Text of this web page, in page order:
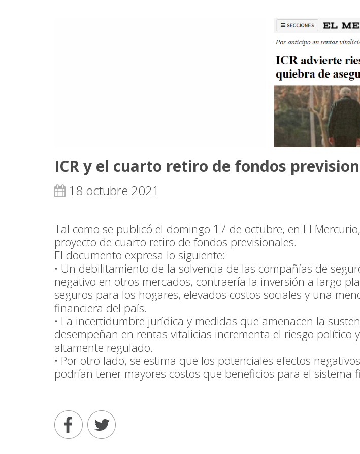
ICR y el cuarto retiro de fondos
18 octubre 2021
Tal como se publicó el domingo 17 de octubre, en El
proyecto de cuarto retiro de fondos previsionales.
El documento expresa lo siguiente:
• Un debilitamiento de la solvencia de las compañías de
negativo en otros mercados, contraería la inversión a largo
seguros para los hogares, elevados costos sociales y una
financiera del país.
• La incertidumbre jurídica y medidas que amenacen la
desempeñan en rentas vitalicias incrementa el riesgo
altamente regulado.
• Por otro lado, se estima que los potenciales efectos
podrían tener mayores costos que beneficios para el sistema